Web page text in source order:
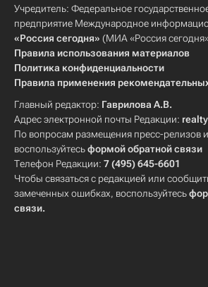
Учредитель: Федеральное
предприятие Международное
«Россия сегодня» (МИА «Россия
Правила использования материалов
Политика конфиденциальности
Правила применения
Главный редактор: Гаврилова А.В.
Адрес электронной почты Редакции:
По вопросам размещения пресс-релизов
воспользуйтесьформой обратной связи
Телефон Редакции: 7 (495) 645-6601
Чтобы связаться с редакцией или
замеченных ошибках, воспользуйтесь
связи.